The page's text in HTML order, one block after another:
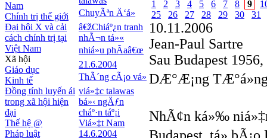
Nam
Chính trị thế giới
Đại hội X và cải
cách chính trị tại
Việt Nam
Xã hội
Giáo dục
Kinh tế
Đồng tính luyến ái
trong xã hội hiện
đại
Thế hệ @
Pháp luật
ChuyÃªn Ä‘á»
â€žChiáº¿n tranh
nhÃ¬n tá»«
nhiá»u phÃ­aâ€œ
21.6.2004
ThÃ´ng cÃ¡o vá»
viá»‡c talawas
bá»‹ ngÄƒn
cháº·n táº¡i
Viá»‡t Nam
14.6.2004
1 2 3 4 5 6 7 8 9
25
26 27 28 29 30 31
10.11.2006
Jean-Paul Sartre
Sau Budapest
DÆ°Æ¡ng
NhÃ¢n ká»‰